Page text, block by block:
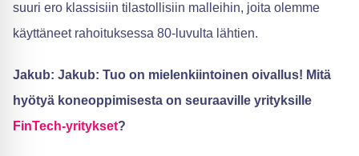
suuri ero klassisiin tilastollisiin malleihin, joita olemme
käyttäneet rahoituksessa 80-luvulta lähtien.
Jakub: Jakub: Tuo on mielenkiintoinen oivallus! Mitä
hyötyä koneoppimisesta on seuraaville yrityksille
FinTech-yritykset?